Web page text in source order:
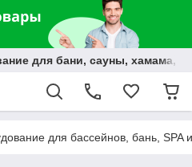
для бани, сауны, хамама,
для бассейнов, бань, SPA